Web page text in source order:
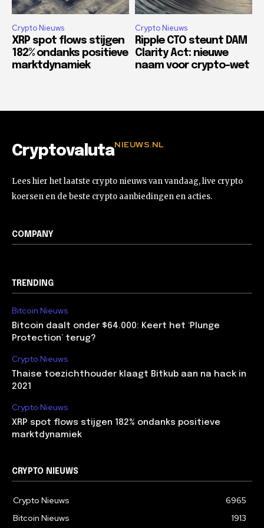
Crypto Nieuws
XRP spot flows stijgen
182% ondanks positieve
marktdynamiek
Crypto Nieuws
Ripple CTO steunt DAM
Clarity Act: nieuwe
naam voor crypto-wet
CryptovalutaNIEUWS.NL
Lees hier het laatste crypto nieuws van vandaag, live crypto
koersen en de beste crypto aanbiedingen en acties.
COMPANY
TRENDING
Bitcoin Nieuws
Bitcoin daalt onder $64.000: Keert het ‘Plunge
Protection’ terug?
Crypto Nieuws
Thaise toezichthouder klaagt Bitkub aan na hack in
2021
Crypto Nieuws
XRP spot flows stijgen 182% ondanks positieve
marktdynamiek
CRYPTO NIEUWS
Crypto Nieuws
6965
Bitcoin Nieuws
1913